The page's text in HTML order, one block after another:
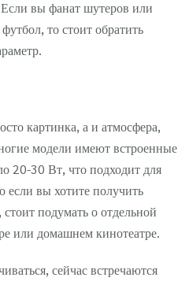
вы фанат шутеров или
то стоит обратить
картинка, а и атмосфера,
модели имеют встроенные
20-30 Вт, что подходит для
если вы хотите получить
подумать о отдельной
или домашнем кинотеатре.
сейчас встречаются